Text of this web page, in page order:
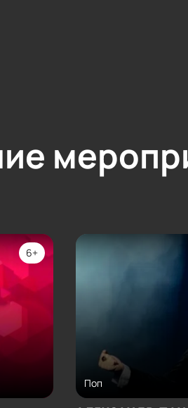
6+
Поп